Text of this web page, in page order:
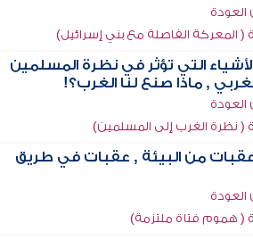
المعركة الفاصلة مع بني إسرائيل)
التي تؤثر في نظرة المسلمين
, ماذا صنع لنا الغرب؟!
نظرة الغرب إلى المسلمين)
من البيئة , عقبات في طريق
هموم فتاة ملتزمة)